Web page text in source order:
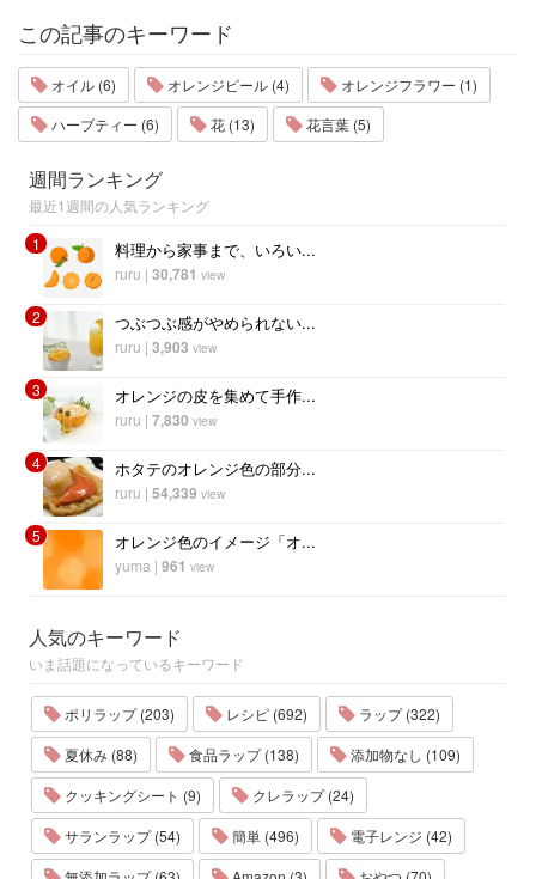
この記事のキーワード
オイル (6) オレンジピール (4)
オレンジフラワー (1)
ハーブティー (6)
花 (13) 花言葉 (5)
週間ランキング
最近1週間の人気ランキング
1
料理から家事まで、いろい...
ruru | 30,781 view
2 つぶつぶ感がやめられない...
ruru | 3,903 view
3 オレンジの皮を集めて手作...
ruru | 7,830 view
4 ホタテのオレンジ色の部分...
ruru | 54,339 view
5 オレンジ色のイメージ「オ...
yuma | 961 view
人気のキーワード
いま話題になっているキーワード
ポリラップ (203) レシピ (692)
ラップ (322)
夏休み (88)
食品ラップ (138)
添加物なし (109)
クッキングシート (9)
クレラップ (24)
サランラップ (54)
簡単 (496)
電子レンジ (42)